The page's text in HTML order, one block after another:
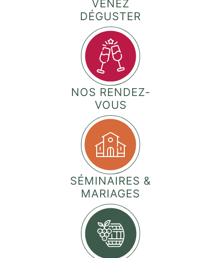
VENEZ
DÉGUSTER
NOS RENDEZ-
VOUS
SÉMINAIRES &
MARIAGES